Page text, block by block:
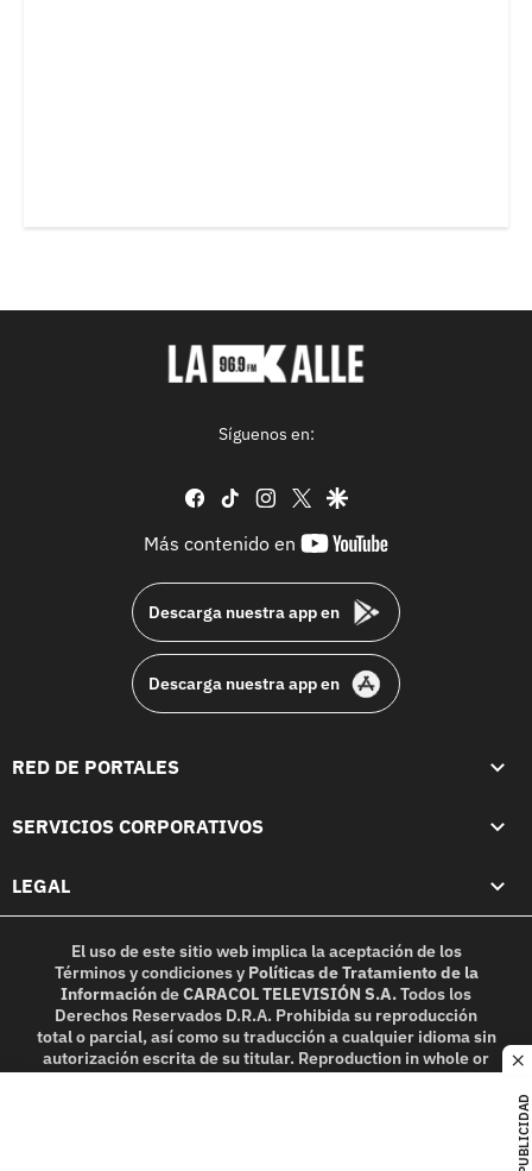
PUBLICIDAD
Síguenos en:
facebook
tiktok instagram
twittergoogle
Más contenido en
youtube-
Descarga nuestra app en
Descarga nuestra app en
RED DE PORTALES
SERVICIOS CORPORATIVOS
LEGAL
El uso de este sitio web implica la aceptación de los
Términos y condicionesy Políticas de Tratamiento de la
InformacióndeCARACOL TELEVISIÓN S.A.Todos los
Derechos Reservados D.R.A. Prohibida su reproducción
total o parcial, así como su traducción a cualquier idioma sin
autorización escrita de su titular. Reproduction in whole or
in part, or translation without written permission is